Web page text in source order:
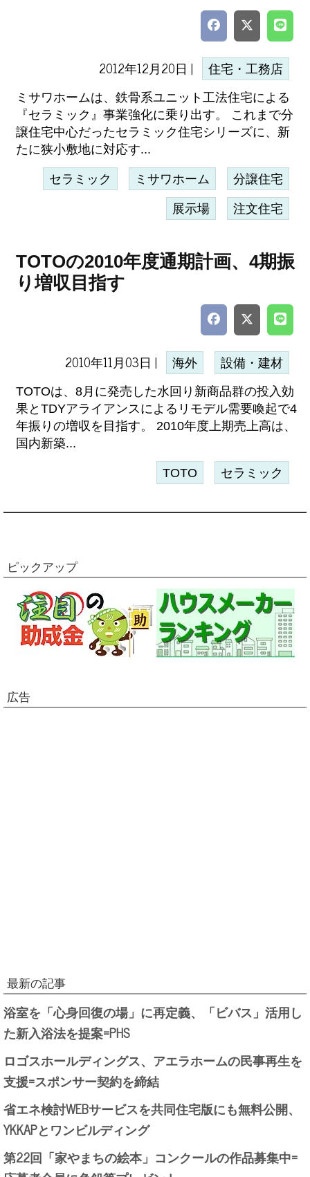
2012年12月20日 | 住宅・工務店
ミサワホームは、鉄骨系ユニット工法住宅による
『セラミック』事業強化に乗り出す。 これまで分
譲住宅中心だったセラミック住宅シリーズに、新
たに狭小敷地に対応す...
セラミック ミサワホーム 分譲住宅
展示場 注文住宅
TOTOの2010年度通期計画、4期振
り増収目指す
2010年11月03日 | 海外 設備・建材
TOTOは、8月に発売した水回り新商品群の投入効
果とTDYアライアンスによるリモデル需要喚起で4
年振りの増収を目指す。 2010年度上期売上高は、
国内新築...
TOTO セラミック
ピックアップ
広告
最新の記事
浴室を「心身回復の場」に再定義、「ビバス」活用し
た新入浴法を提案=PHS
ロゴスホールディングス、アエラホームの民事再生を
支援=スポンサー契約を締結
省エネ検討WEBサービスを共同住宅版にも無料公開、
YKKAPとワンビルディング
第22回「家やまちの絵本」コンクールの作品募集中=